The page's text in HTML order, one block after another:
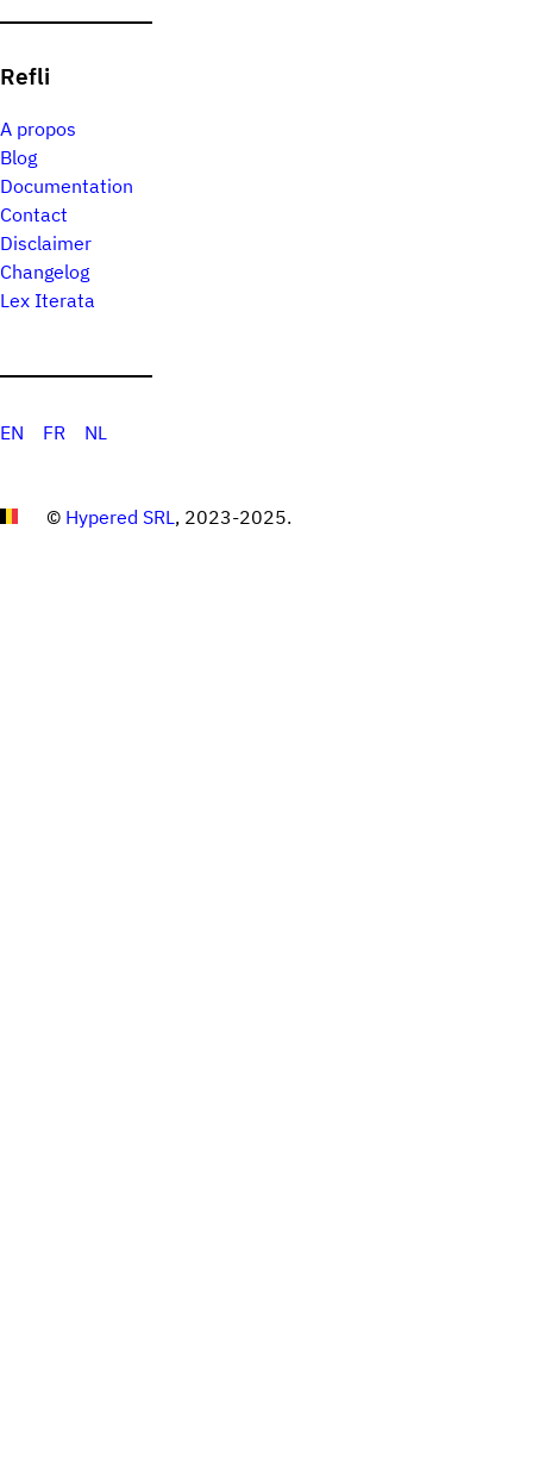
Refli
A propos
Blog
Documentation
Contact
Disclaimer
Changelog
Lex Iterata
EN FR NL
© Hypered SRL , 2023-2025.